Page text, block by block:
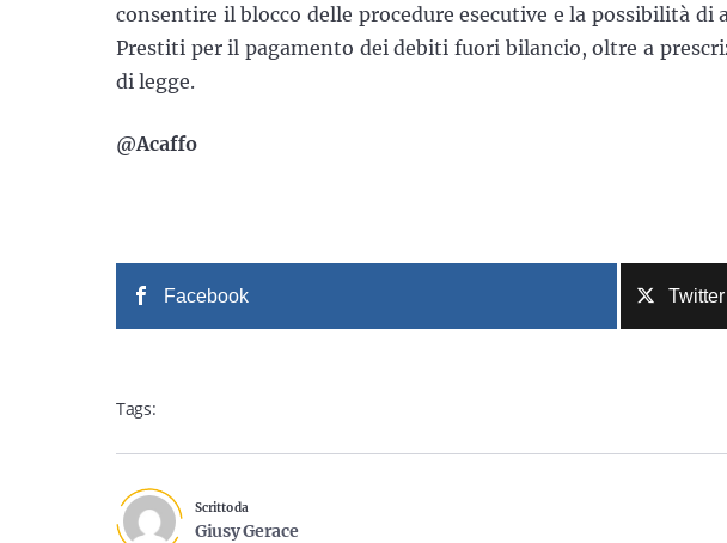
consentire il blocco delle procedure esecutive e la possibilità di
Prestiti per il pagamento dei debiti fuori bilancio, oltre a
di legge.
@Acaffo
Facebook Twitter
Tags:
Scritto da
Giusy Gerace